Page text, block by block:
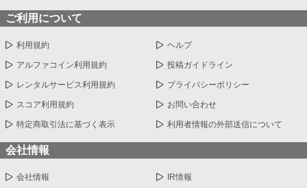
ご利用について
利用規約 ヘルプ
アルファコイン利用規約 投稿ガイドライン
レンタルサービス利用規約 プライバシーポリシー
スコア利用規約 お問い合わせ
特定商取引法に基づく表示 利用者情報の外部送信について
会社情報
会社情報 IR情報